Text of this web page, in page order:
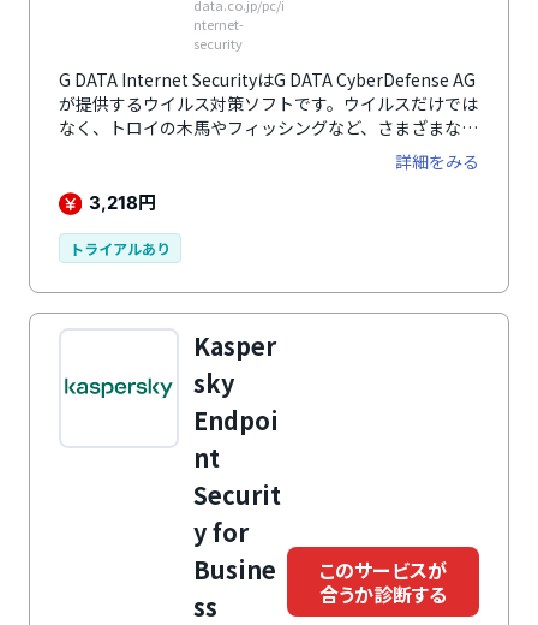
data.co.jp/pc/i
nternet-
security
G DATA Internet SecurityはG DATA CyberDefense AG
が提供するウイルス対策ソフトです。ウイルスだけでは
なく、トロイの木馬やフィッシングなど、さまざまな脅
詳細をみる
3,218円
トライアルあり
Kasper
sky
Endpoi
nt
Securit
y for
Busine
ss
このサービスが
合うか診断する